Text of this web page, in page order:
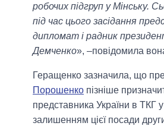
робочих підгруп у Мінську.
під час цього засідання
дипломат і радник
Демченко», –повідомила
Геращенко зазначила, що
Порошенко пізніше
представника України в ТКГ у
залишенням цієї посади